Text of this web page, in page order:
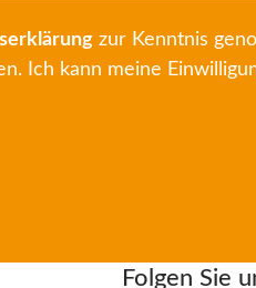
zur Kenntnis
Ich kann meine
Folgen Sie